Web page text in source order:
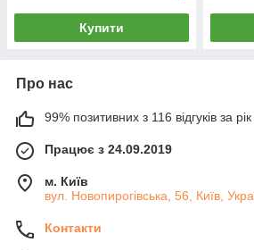
Купити
Про нас
99% позитивних з 116 відгуків за рік
Працює з 24.09.2019
м. Київ
вул. Новопирогівська, 56, Київ,
Контакти